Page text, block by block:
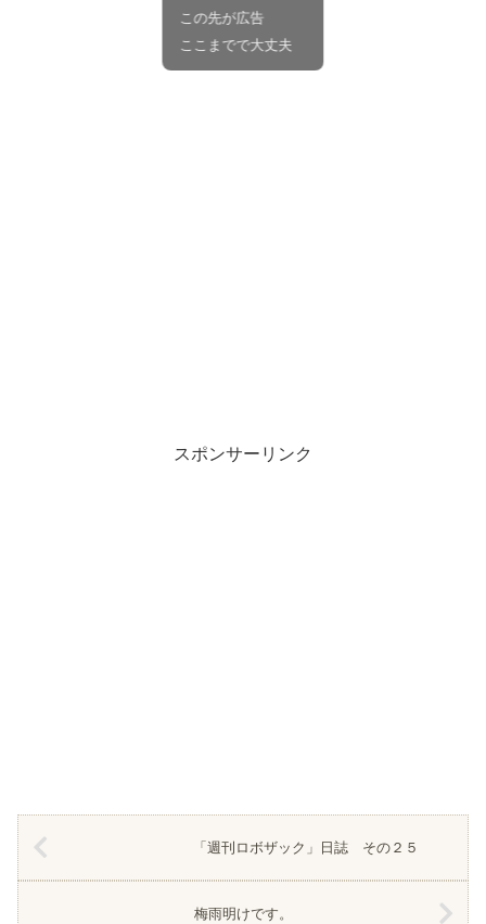
スポンサーリンク
「週刊ロボザック」日誌 その２５
梅雨明けです。
この先が広告
ここまでで大丈夫